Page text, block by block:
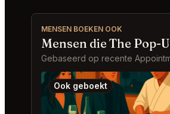
MENSEN BOEKEN OOK
Mensen die The Pop-
Gebaseerd op recente
Ook geboekt